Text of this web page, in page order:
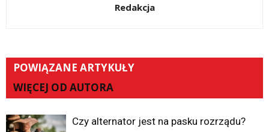
Redakcja
POWIĄZANE ARTYKUŁY
WIĘCEJ OD AUTORA
Czy alternator jest na pasku rozrządu?